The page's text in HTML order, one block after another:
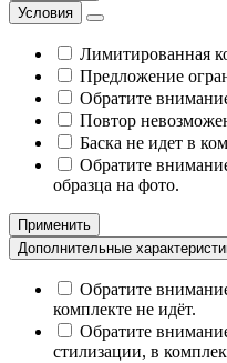
Условия
Лимитированная
Предложение
Обратите
Повтор
Баска не идет в
Обратите
образца на фото.
Применить
Дополнительные
Обратите
комплекте не идёт.
Обратите
стилизации, в